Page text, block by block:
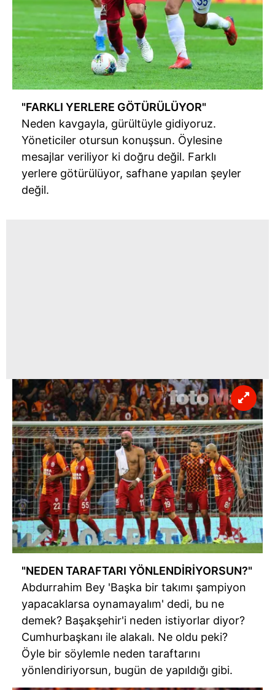
"FARKLI YERLERE GÖTÜRÜLÜYOR"
Neden kavgayla, gürültüyle gidiyoruz.
Yöneticiler otursun konuşsun. Öylesine
mesajlar veriliyor ki doğru değil. Farklı
yerlere götürülüyor, safhane yapılan şeyler
değil.
"NEDEN TARAFTARI YÖNLENDİRİYORSUN?"
Abdurrahim Bey 'Başka bir takımı şampiyon
yapacaklarsa oynamayalım' dedi, bu ne
demek? Başakşehir'i neden istiyorlar diyor?
Cumhurbaşkanı ile alakalı. Ne oldu peki?
Öyle bir söylemle neden taraftarını
yönlendiriyorsun, bugün de yapıldığı gibi.